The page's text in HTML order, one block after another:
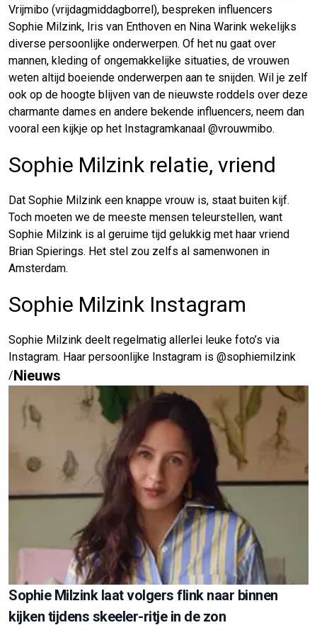
Vrijmibo (vrijdagmiddagborrel), bespreken influencers
Sophie Milzink, Iris van Enthoven en Nina Warink wekelijks
diverse persoonlijke onderwerpen. Of het nu gaat over
mannen, kleding of ongemakkelijke situaties, de vrouwen
weten altijd boeiende onderwerpen aan te snijden. Wil je zelf
ook op de hoogte blijven van de nieuwste roddels over deze
charmante dames en andere bekende influencers, neem dan
vooral een kijkje op het Instagramkanaal @vrouwmibo.
Sophie Milzink relatie, vriend
Dat Sophie Milzink een knappe vrouw is, staat buiten kijf.
Toch moeten we de meeste mensen teleurstellen, want
Sophie Milzink is al geruime tijd gelukkig met haar vriend
Brian Spierings. Het stel zou zelfs al samenwonen in
Amsterdam.
Sophie Milzink Instagram
Sophie Milzink deelt regelmatig allerlei leuke foto’s via
Instagram. Haar persoonlijke Instagram is @sophiemilzink
/Nieuws
Sophie Milzink laat volgers flink naar binnen
kijken tijdens skeeler-ritje in de zon